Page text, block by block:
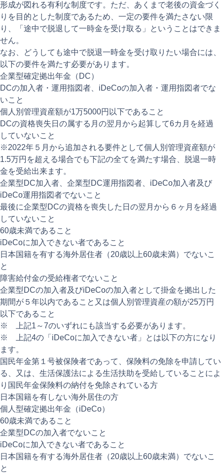
形成が図れる有利な制度です。ただ、あくまで老後の資金づく
りを目的とした制度であるため、一定の要件を満たさない限
り、「途中で脱退して一時金を受け取る」ということはできま
せん。
なお、どうしても途中で脱退一時金を受け取りたい場合には、
以下の要件を満たす必要があります。
企業型確定拠出年金（DC）
DCの加入者・運用指図者、iDeCoの加入者・運用指図者でな
いこと
個人別管理資産額が1万5000円以下であること
DCの資格喪失日の属する月の翌月から起算して6カ月を経過
していないこと
※2022年５月から追加される要件として個人別管理資産額が
1.5万円を超える場合でも下記の全てを満たす場合、脱退一時
金を受給出来ます。
企業型DC加入者、企業型DC運用指図者、iDeCo加入者及び
iDeCo運用指図者でないこと
最後に企業型DCの資格を喪失した日の翌月から６ヶ月を経過
していないこと
60歳未満であること
iDeCoに加入できない者であること
日本国籍を有する海外居住者（20歳以上60歳未満）でないこ
と
障害給付金の受給権者でないこと
企業型DCの加入者及びiDeCoの加入者として掛金を拠出した
期間が５年以内であること又は個人別管理資産の額が25万円
以下であること
※ 上記1～7のいずれにも該当する必要があります。
※ 上記4の「iDeCoに加入できない者」とは以下の方になり
ます。
国民年金第１号被保険者であって、保険料の免除を申請してい
る、又は、生活保護法による生活扶助を受給していることによ
り国民年金保険料の納付を免除されている方
日本国籍を有しない海外居住の方
個人型確定拠出年金（iDeCo）
60歳未満であること
企業型DCの加入者でないこと
iDeCoに加入できない者であること
日本国籍を有する海外居住者（20歳以上60歳未満）でないこ
と